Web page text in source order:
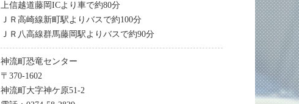
上信越道藤岡ICより車で約80分
ＪＲ高崎線新町駅よりバスで約100分
ＪＲ八高線群馬藤岡駅よりバスで約90分
神流町恐竜センター
〒370-1602
神流町大字神ケ原51-2